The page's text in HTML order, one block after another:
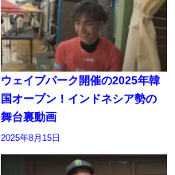
ウェイブパーク開催の2025年韓
国オープン！インドネシア勢の
舞台裏動画
2025年8月15日